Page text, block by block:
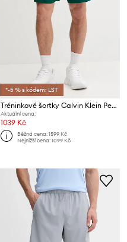
*-5 % s kódem: LST
Tréninkové šortky Calvin Klein Performance
Aktuální cena:
1039 Kč
Běžná cena:1599 Kč
Nejnižší cena:1099 Kč